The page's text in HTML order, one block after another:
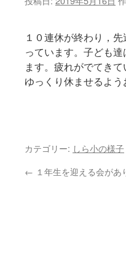
キ
プ
１０連休が終わり，
っています。子ども
ます。疲れがでてき
ゆっくり休ませるよう
カテゴリー: しら小の様子
← １年生を迎える会が